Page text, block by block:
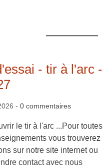
- tir à l'arc -
- 0 commentaires
le tir à l'arc ...Pour toutes
vous trouverez
sur notre site internet ou
contact avec nous